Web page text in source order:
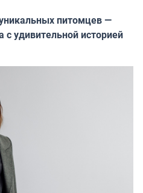
питомцев —
удивительной историей